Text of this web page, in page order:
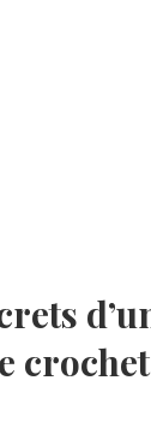
crochet